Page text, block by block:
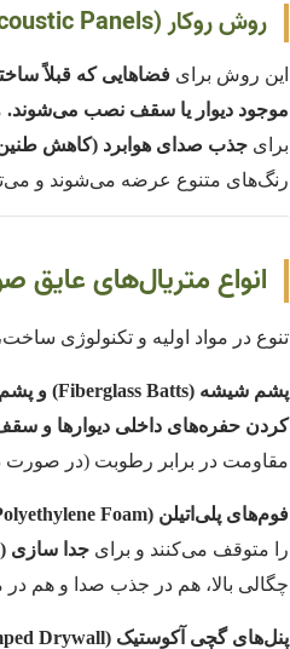
روش روکار (Surface-Mounted/Acoustic Panels):
این روش برای فضاهایی که قبلاً
موجود دیوار یا سقف نصب می‌شوند.
برای جذب صدای هوابرد (کاهش
رنگ‌های متنوع عرضه می‌شوند و
انواع متریال‌های عایق
تنوع در مواد اولیه و تکنولوژی
پشم شیشه (Fiberglass Batts) و پشم سنگ (Mineral Wool):
کردن حفره‌های داخلی دیوارها و
مقاومت در برابر رطوبت (در
فوم‌های پلی‌اتیلن (Polyethylene Foam) و فوم‌های الاستومری (Elastomeric Foams):
را متوقف می‌کنند و برای جدا سازی (decoupling)
چگالی بالا، هم در جذب صدا و هم در
پنل‌های گچی آکوستیک (Acoustic Gypsum Board / Damped Drywall):